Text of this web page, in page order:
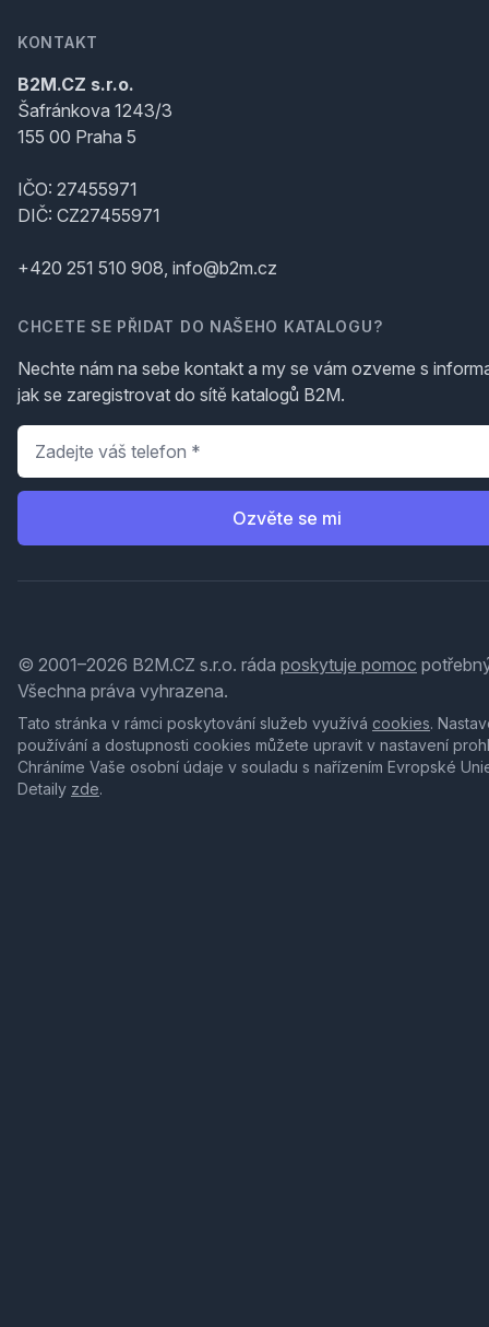
KONTAKT
B2M.CZ s.r.o.
Šafránkova 1243/3
155 00 Praha 5
IČO: 27455971
DIČ: CZ27455971
+420 251 510 908, info@b2m.cz
CHCETE SE PŘIDAT DO NAŠEHO KATALOGU?
Nechte nám na sebe kontakt a my se vám ozveme s
jak se zaregistrovat do sítě katalogů B2M.
Telefon
Ozvěte se mi
© 2001–2026 B2M.CZ s.r.o. ráda poskytuje pomoc
Všechna práva vyhrazena.
Tato stránka v rámci poskytování služeb využívá cookies.
používání a dostupnosti cookies můžete upravit v nastavení
Chráníme Vaše osobní údaje v souladu s nařízením Evropské
Detaily zde.